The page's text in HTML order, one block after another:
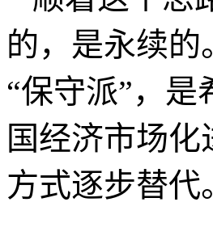
武之地。
“新黄金十
也就是说机
像八十、九